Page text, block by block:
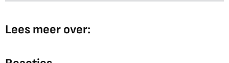
Lees meer over: